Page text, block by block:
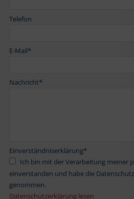
Telefon
E-Mail*
Nachricht*
Einverständniserklärung*
einverstanden und habe die
genommen.
Datenschutzerklärung lesen